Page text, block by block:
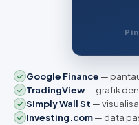
Google Finance —
TradingView— grafik
Simply Wall St —
Investing.com— data